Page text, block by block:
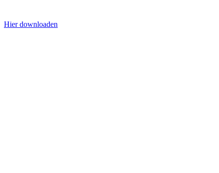
Hier downloaden